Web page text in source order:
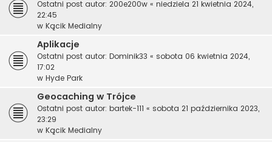
Ostatni post autor: 200e200w « niedziela 21 kwietnia 2024,
22:45
w Kącik Medialny
Aplikacje
Ostatni post autor: Dominik33 « sobota 06 kwietnia 2024,
17:02
w Hyde Park
Geocaching w Trójce
Ostatni post autor: bartek-111 « sobota 21 października 2023,
23:29
w Kącik Medialny